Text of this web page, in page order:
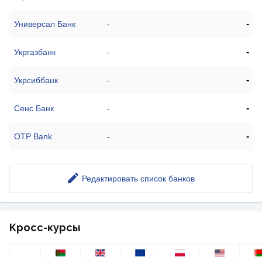
Универсал Банк - -
Укргазбанк - -
Укрсиббанк - -
Сенс Банк - -
OTP Bank - -
Редактировать список банков
Кросс-курсы